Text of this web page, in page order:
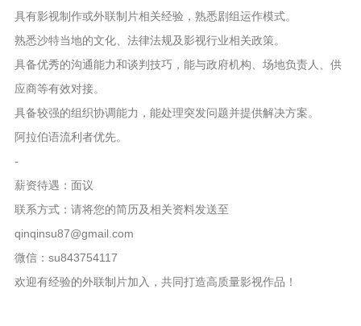
具有影视制作或外联制片相关经验，熟悉剧组运作模式。
熟悉沙特当地的文化、法律法规及影视行业相关政策。
具备优秀的沟通能力和谈判技巧，能与政府机构、场地负责人、供
应商等有效对接。
具备较强的组织协调能力，能处理突发问题并提供解决方案。
阿拉伯语流利者优先。
-
薪资待遇：面议
联系方式：请将您的简历及相关资料发送至
qinqinsu87@gmail.com
微信：su843754117
欢迎有经验的外联制片加入，共同打造高质量影视作品！